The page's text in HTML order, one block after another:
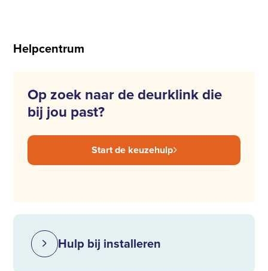
Helpcentrum
Op zoek naar de deurklink die
bij jou past?
Start de keuzehulp
Hulp bij installeren